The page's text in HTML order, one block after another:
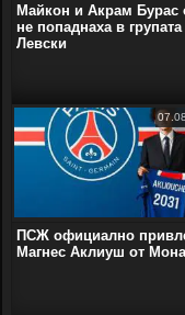
Майкон и Акрам Бурас
не попаднаха в
Левски
ПСЖ официално
Магнес Аклиуш от